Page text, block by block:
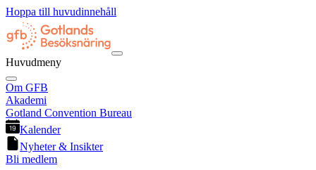
Hoppa till huvudinnehåll
Huvudmeny
Om GFB
Akademi
Gotland Convention Bureau
Kalender
Nyheter & Insikter
Bli medlem